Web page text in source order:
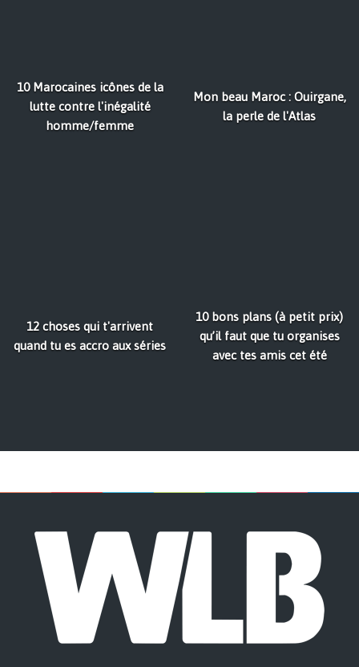
10 Marocaines icônes de la
lutte contre l'inégalité
homme/femme
Mon beau Maroc : Ouirgane,
la perle de l'Atlas
12 choses qui t'arrivent
quand tu es accro aux séries
10 bons plans (à petit prix)
qu’il faut que tu organises
avec tes amis cet été